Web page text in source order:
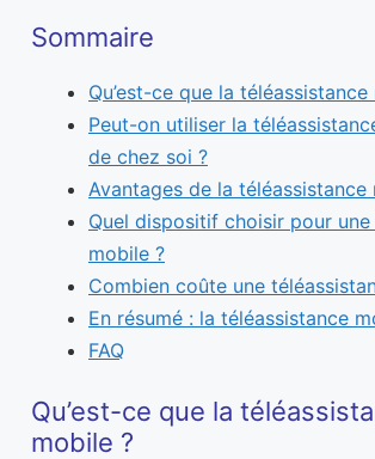
Sommaire
Qu’est-ce que la
Peut-on utiliser la
de chez soi ?
Avantages de la téléassistance
Quel dispositif choisir pour
mobile ?
Combien coûte une
En résumé : la téléassistance
FAQ
Qu’est-ce que la
mobile ?